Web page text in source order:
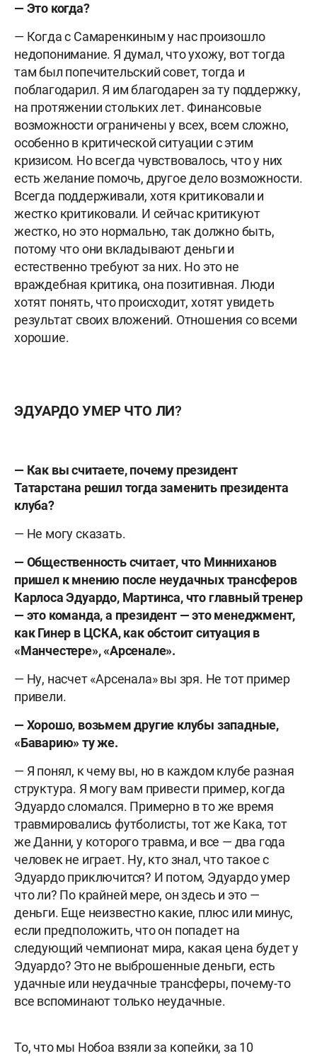
— Это когда?
— Когда с Самаренкиным у нас произошло
недопонимание. Я думал, что ухожу, вот тогда
там был попечительский совет, тогда и
поблагодарил. Я им благодарен за ту поддержку,
на протяжении стольких лет. Финансовые
возможности ограничены у всех, всем сложно,
особенно в критической ситуации с этим
кризисом. Но всегда чувствовалось, что у них
есть желание помочь, другое дело возможности.
Всегда поддерживали, хотя критиковали и
жестко критиковали. И сейчас критикуют
жестко, но это нормально, так должно быть,
потому что они вкладывают деньги и
естественно требуют за них. Но это не
враждебная критика, она позитивная. Люди
хотят понять, что происходит, хотят увидеть
результат своих вложений. Отношения со всеми
хорошие.
ЭДУАРДО УМЕР ЧТО ЛИ?
— Как вы считаете, почему президент
Татарстана решил тогда заменить президента
клуба?
— Не могу сказать.
— Общественность считает, что Минниханов
пришел к мнению после неудачных трансферов
Карлоса Эдуардо, Мартинса, что главный тренер
— это команда, а президент — это менеджмент,
как Гинер в ЦСКА, как обстоит ситуация в
«Манчестере», «Арсенале».
— Ну, насчет «Арсенала» вы зря. Не тот пример
привели.
— Хорошо, возьмем другие клубы западные,
«Баварию» ту же.
— Я понял, к чему вы, но в каждом клубе разная
структура. Я могу вам привести пример, когда
Эдуардо сломался. Примерно в то же время
травмировались футболисты, тот же Кака, тот
же Данни, у которого травма, и все — два года
человек не играет. Ну, кто знал, что такое с
Эдуардо приключится? И потом, Эдуардо умер
что ли? По крайней мере, он здесь и это —
деньги. Еще неизвестно какие, плюс или минус,
если предположить, что он попадет на
следующий чемпионат мира, какая цена будет у
Эдуардо? Это не выброшенные деньги, есть
удачные или неудачные трансферы, почему-то
все вспоминают только неудачные.
То, что мы Нобоа взяли за копейки, за 10